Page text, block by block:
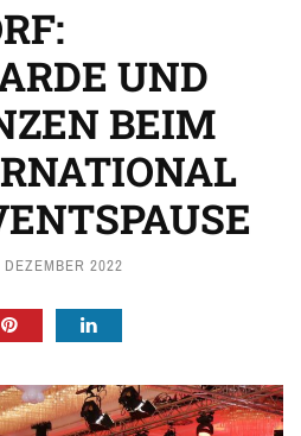
UND
BEIM
DEZEMBER 2022